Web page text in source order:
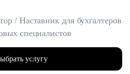
/ Наставник для бухгалтеров
специалистов
услугу